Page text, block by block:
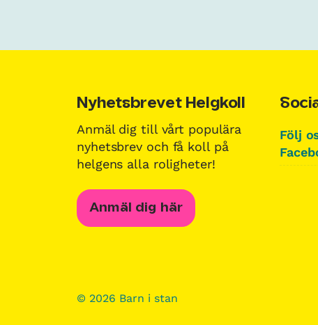
Nyhetsbrevet Helgkoll
Anmäl dig till vårt populära
nyhetsbrev och få koll på
helgens alla roligheter!
Anmäl dig här
Följ
© 2026 Barn i stan